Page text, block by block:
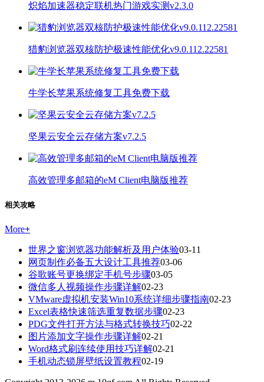
炽焰加速器稳定联机热门游戏实测v2.3.0
猎豹浏览器双核防护极速性能优化v9.0.112.22581
牛学长苹果系统修复工具免费下载
坚果云安全云存储方案v7.2.5
高效管理多邮箱的eM Client电脑版推荐
相关攻略
More+
世界之窗浏览器功能解析及用户体验03-11
网页制作必备五大设计工具推荐03-06
谷歌账号更换绑定手机号步骤03-05
微信多人视频操作步骤详解02-23
VMware虚拟机安装Win10系统详细步骤指南02-23
Excel表格快速筛选重复数据步骤02-23
PDG文件打开方法与格式转换技巧02-22
图片添加文字操作步骤详解02-21
Word格式刷连续使用技巧详解02-21
手机动态锁屏壁纸设置教程02-19